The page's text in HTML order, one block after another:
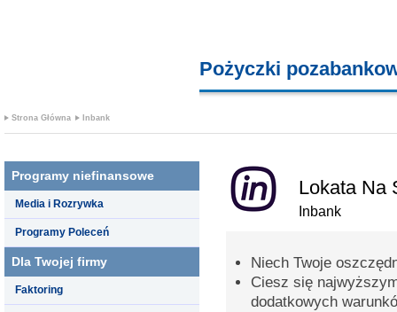
Pożyczki
Strona Główna Inbank
Programy niefinansowe
Media i Rozrywka
Programy Poleceń
Dla Twojej firmy
Faktoring
Lokata Na
Inbank
Niech Twoje
Ciesz się
dodatkowych